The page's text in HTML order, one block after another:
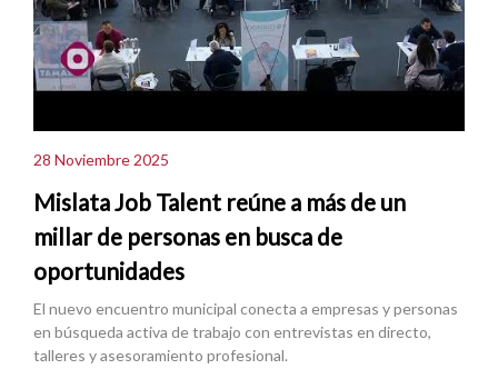
28 Noviembre 2025
Mislata Job Talent reúne a más de un
millar de personas en busca de
oportunidades
El nuevo encuentro municipal conecta a empresas y personas
en búsqueda activa de trabajo con entrevistas en directo,
talleres y asesoramiento profesional.